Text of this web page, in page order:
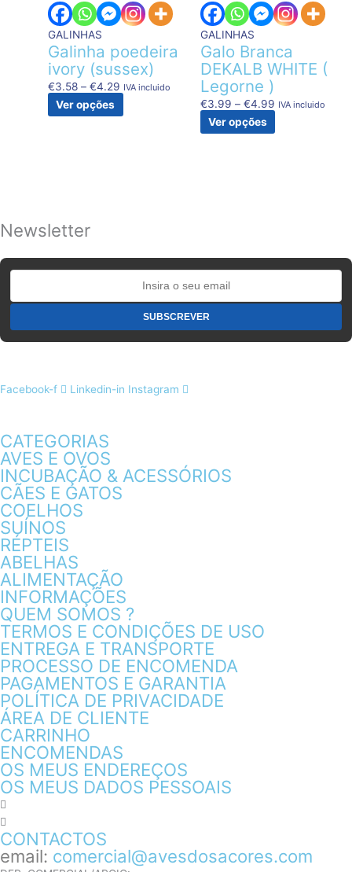
GALINHAS
Galinha poedeira
ivory (sussex)
€3.58 – €4.29 IVA incluido
Ver opções
The
options
may
be
chosen
the
GALINHAS
Galo Branca
DEKALB WHITE (
Legorne )
€3.99 – €4.99 IVA incluido
Ver opções
The
options
may
be
on
product
Newsletter
Facebook-f Linkedin-in Instagram
CATEGORIAS
AVES E OVOS
INCUBAÇÃO & ACESSÓRIOS
CÃES E GATOS
COELHOS
SUÍNOS
RÉPTEIS
ABELHAS
ALIMENTAÇÃO
INFORMAÇÕES
QUEM SOMOS ?
TERMOS E CONDIÇÕES DE USO
ENTREGA E TRANSPORTE
PROCESSO DE ENCOMENDA
PAGAMENTOS E GARANTIA
POLÍTICA DE PRIVACIDADE
ÁREA DE CLIENTE
CARRINHO
ENCOMENDAS
OS MEUS ENDEREÇOS
OS MEUS DADOS PESSOAIS
CONTACTOS
email: comercial@avesdosacores.com